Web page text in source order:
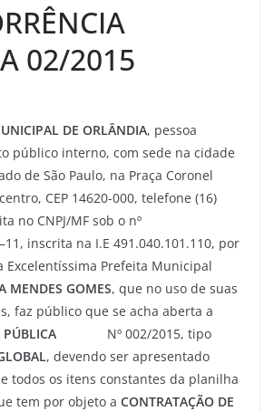
02/2015
DE ORLÂNDIA, pessoa
público interno, com sede na cidade
de São Paulo, na Praça Coronel
CEP 14620-000, telefone (16)
no CNPJ/MF sob o nº
inscrita na I.E 491.040.101.110, por
Excelentíssima Prefeita Municipal
MENDES GOMES, que no uso de suas
faz público que se acha aberta a
PÚBLICA Nº 002/2015, tipo
, devendo ser apresentado
todos os itens constantes da planilha
tem por objeto a CONTRATAÇÃO DE